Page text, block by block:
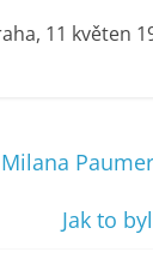
11 květen
Jak to